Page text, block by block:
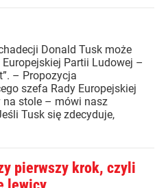
Donald Tusk może
Partii Ludowej –
– Propozycja
szefa Rady Europejskiej
na stole – mówi nasz
Tusk się zdecyduje,
pierwszy krok, czyli